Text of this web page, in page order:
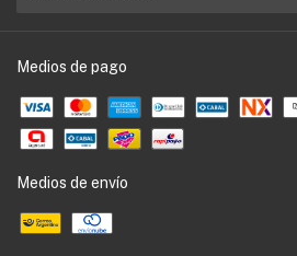
Medios de pago
Medios de envío